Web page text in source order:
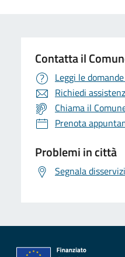
Contatta il
Leggi le
Richiedi
Chiama il
Prenota
Problemi in città
Segnala